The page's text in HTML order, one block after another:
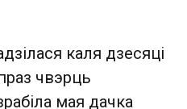
каля дзесяці
чвэрць
мая дачка